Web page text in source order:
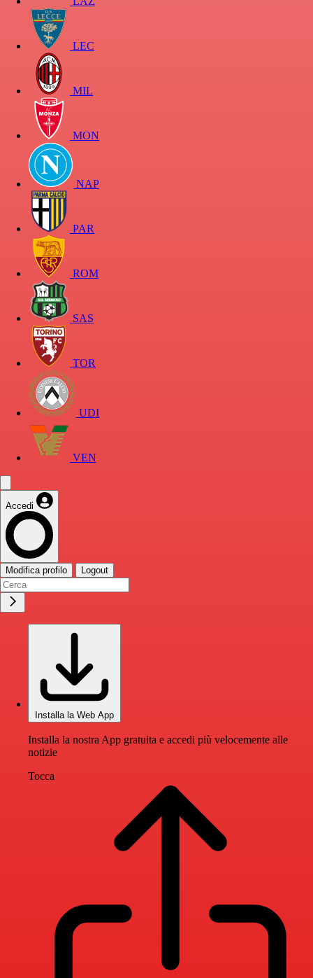
LEC
MIL
MON
NAP
PAR
ROM
SAS
TOR
UDI
VEN
Accedi
Modifica profilo Logout
Installa la Web App
Installa la nostra App gratuita e accedi più velocemente alle
notizie
Tocca